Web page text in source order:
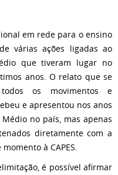
em rede para o ensino
várias ações ligadas ao
que tiveram lugar no
anos. O relato que se
os movimentos e
e apresentou nos anos
no país, mas apenas
diretamente com a
à CAPES.
é possível afirmar